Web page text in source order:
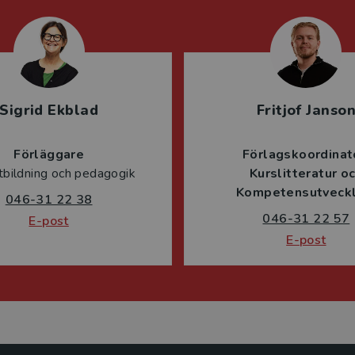
Sigrid Ekblad
Förläggare
och pedagogik
046-31 22 38
E-post
Fritjof Janson
Kurslitteratur
046-31 22 57
E-post